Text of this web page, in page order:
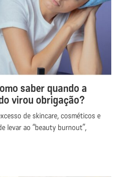
saber quando a
virou obrigação?
de skincare, cosméticos e
levar ao “beauty burnout”,